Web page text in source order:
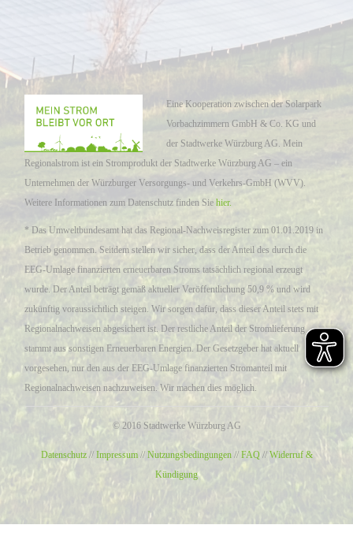
Eine Kooperation zwischen der Solarpark
Vorbachzimmern GmbH & Co. KG und
der Stadtwerke Würzburg AG. Mein
Regionalstrom ist ein Stromprodukt der Stadtwerke Würzburg AG – ein
Unternehmen der Würzburger Versorgungs- und Verkehrs-GmbH (WVV).
Weitere Informationen zum Datenschutz finden Siehier.
* Das Umweltbundesamt hat das Regional-Nachweisregister zum 01.01.2019 in
Betrieb genommen. Seitdem stellen wir sicher, dass der Anteil des durch die
EEG-Umlage finanzierten erneuerbaren Stroms tatsächlich regional erzeugt
wurde. Der Anteil beträgt gemäß aktueller Veröffentlichung 50,9 % und wird
zukünftig voraussichtlich steigen. Wir sorgen dafür, dass dieser Anteil stets mit
Regionalnachweisen abgesichert ist. Der restliche Anteil der Stromlieferung
stammt aus sonstigen Erneuerbaren Energien. Der Gesetzgeber hat aktuell
vorgesehen, nur den aus der EEG-Umlage finanzierten Stromanteil mit
Regionalnachweisen nachzuweisen. Wir machen dies möglich.
© 2016 Stadtwerke Würzburg AG
Datenschutz// Impressum// Nutzungsbedingungen// FAQ // Widerruf &
Kündigung